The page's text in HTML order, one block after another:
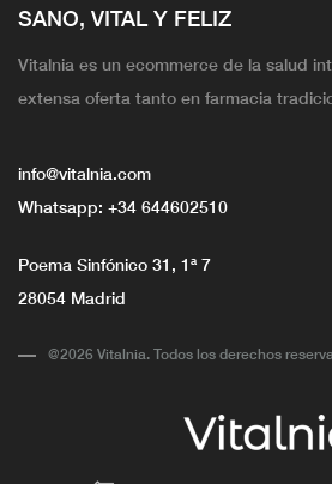
SANO, VITAL Y FELIZ
Vitalnia es un ecommerce de la salud
extensa oferta tanto en farmacia
info@vitalnia.com
Whatsapp: +34 644602510
Poema Sinfónico 31, 1ª 7
28054 Madrid
@2026 Vitalnia. Todos los derechos